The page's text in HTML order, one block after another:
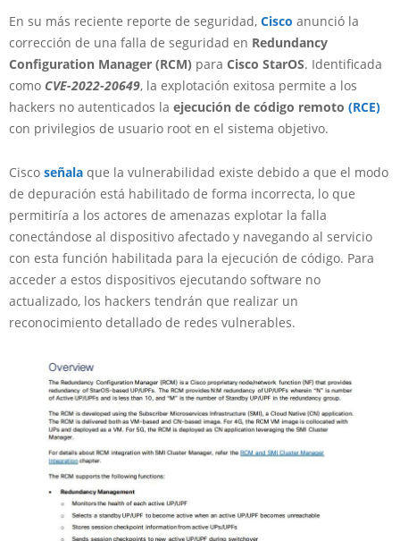
En su más reciente reporte de seguridad, Cisco anunció la
corrección de una falla de seguridad en Redundancy
Configuration Manager (RCM) para Cisco StarOS. Identificada
como CVE-2022-20649, la explotación exitosa permite a los
hackers no autenticados la ejecución de código remoto (RCE)
con privilegios de usuario root en el sistema objetivo.
Cisco señala que la vulnerabilidad existe debido a que el modo
de depuración está habilitado de forma incorrecta, lo que
permitiría a los actores de amenazas explotar la falla
conectándose al dispositivo afectado y navegando al servicio
con esta función habilitada para la ejecución de código. Para
acceder a estos dispositivos ejecutando software no
actualizado, los hackers tendrán que realizar un
reconocimiento detallado de redes vulnerables.